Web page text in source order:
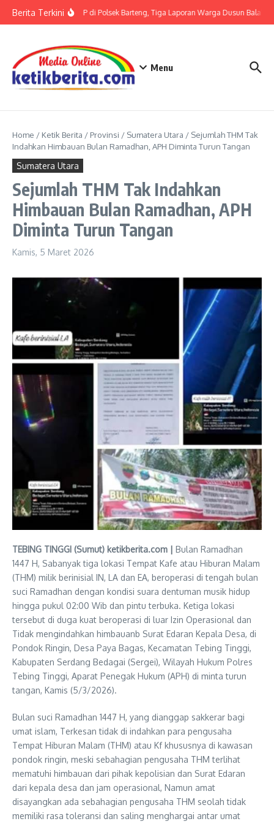
Berita TerkiniTerkait LP di Polsek Barteng, Tiga Laporan Warga Dusun Balaka
Menu
Home / Ketik Berita / Provinsi / Sumatera Utara / Sejumlah THM Tak
Indahkan Himbauan Bulan Ramadhan, APH Diminta Turun Tangan
Sumatera Utara
Sejumlah THM Tak Indahkan
Himbauan Bulan Ramadhan, APH
Diminta Turun Tangan
Kamis, 5 Maret 2026
TEBING TINGGI (Sumut) ketikberita.com | Bulan Ramadhan
1447 H, Sabanyak tiga lokasi Tempat Kafe atau Hiburan Malam
(THM) milik berinisial IN, LA dan EA, beroperasi di tengah bulan
suci Ramadhan dengan kondisi suara dentuman musik hidup
hingga pukul 02:00 Wib dan pintu terbuka. Ketiga lokasi
tersebut di duga kuat beroperasi di luar Izin Operasional dan
Tidak mengindahkan himbauanb Surat Edaran Kepala Desa, di
Pondok Ringin, Desa Paya Bagas, Kecamatan Tebing Tinggi,
Kabupaten Serdang Bedagai (Sergei), Wilayah Hukum Polres
Tebing Tinggi, Aparat Penegak Hukum (APH) di minta turun
tangan, Kamis (5/3/2026).
Bulan suci Ramadhan 1447 H, yang dianggap sakkerar bagi
umat islam, Terkesan tidak di indahkan para pengusaha
Tempat Hiburan Malam (THM) atau Kf khususnya di kawasan
pondok ringin, meski sebahagian pengusaha THM terlihat
mematuhi himbauan dari pihak kepolisian dan Surat Edaran
dari kepala desa dan jam operasional, Namun amat
disayangkan ada sebahagian pengusaha THM seolah tidak
memiliki rasa toleransi dan saling menghargai antar umat